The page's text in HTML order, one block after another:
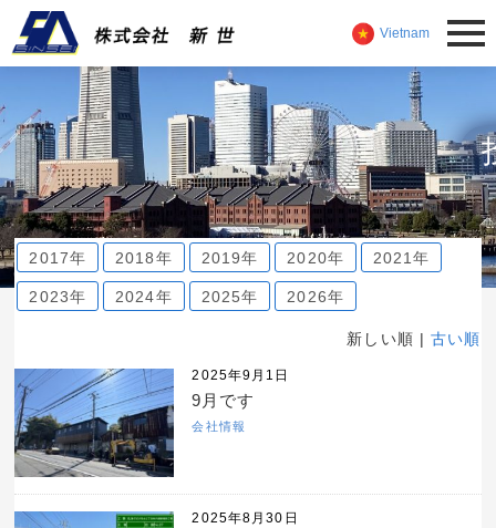
Vietnam
2017年 2018年 2019年 2020年 2021年
2023年 2024年 2025年 2026年
新しい順 |古い順
2025年9月1日
9月です
会社情報
2025年8月30日